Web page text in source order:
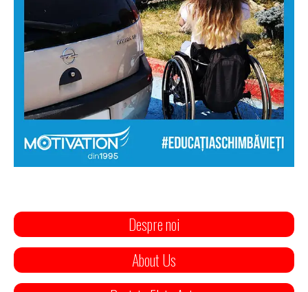
Despre noi
About Us